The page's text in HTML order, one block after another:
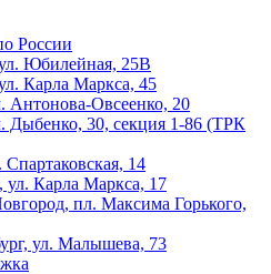
России
Юбилейная, 25В
Карла Маркса, 45
Антонова-Овсеенко, 20
Дыбенко, 30, секция 1-86 (ТРК
Спартаковская, 14
ул. Карла Маркса, 17
пл. Максима Горького,
ул. Малышева, 73